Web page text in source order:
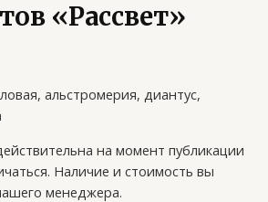
«Рассвет»
альстромерия, диантус,
на момент публикации
Наличие и стоимость вы
менеджера.